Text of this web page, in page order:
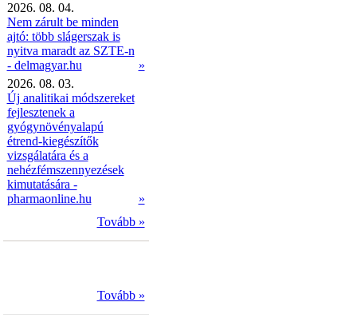
2026. 08. 04.
Nem zárult be minden
ajtó: több slágerszak is
nyitva maradt az SZTE-n
- delmagyar.hu
»
2026. 08. 03.
Új analitikai módszereket
fejlesztenek a
gyógynövényalapú
étrend-kiegészítők
vizsgálatára és a
nehézfémszennyezések
kimutatására -
pharmaonline.hu
»
Tovább »
Tovább »